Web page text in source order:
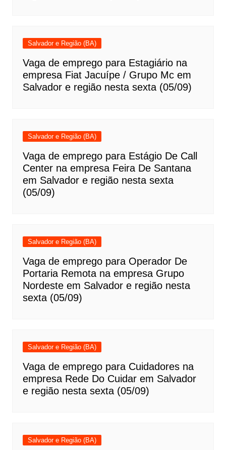
Salvador e Região (BA)
Vaga de emprego para Estagiário na
empresa Fiat Jacuípe / Grupo Mc em
Salvador e região nesta sexta (05/09)
Salvador e Região (BA)
Vaga de emprego para Estágio De Call
Center na empresa Feira De Santana
em Salvador e região nesta sexta
(05/09)
Salvador e Região (BA)
Vaga de emprego para Operador De
Portaria Remota na empresa Grupo
Nordeste em Salvador e região nesta
sexta (05/09)
Salvador e Região (BA)
Vaga de emprego para Cuidadores na
empresa Rede Do Cuidar em Salvador
e região nesta sexta (05/09)
Salvador e Região (BA)